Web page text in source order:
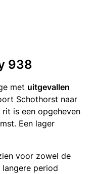
938
met uitgevallen
Schothorst naar
is een opgeheven
Een lager
voor zowel de
period